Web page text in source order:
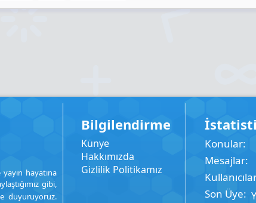
hayatına
gibi,
duyuruyoruz.
Bilgilendirme
Künye
Hakkımızda
Gizlilik Politikamız
Konular
Mesajlar
Son Üye